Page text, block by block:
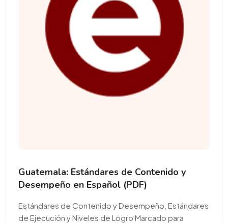
Guatemala: Estándares de Contenido y
Desempeño en Español (PDF)
Estándares de Contenido y Desempeño, Estándares
de Ejecución y Niveles de Logro Marcado para